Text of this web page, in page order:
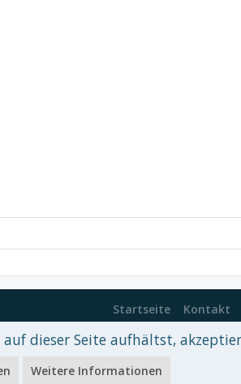
Startseite Kontakt
dieser Seite aufhältst,
Weitere Informationen